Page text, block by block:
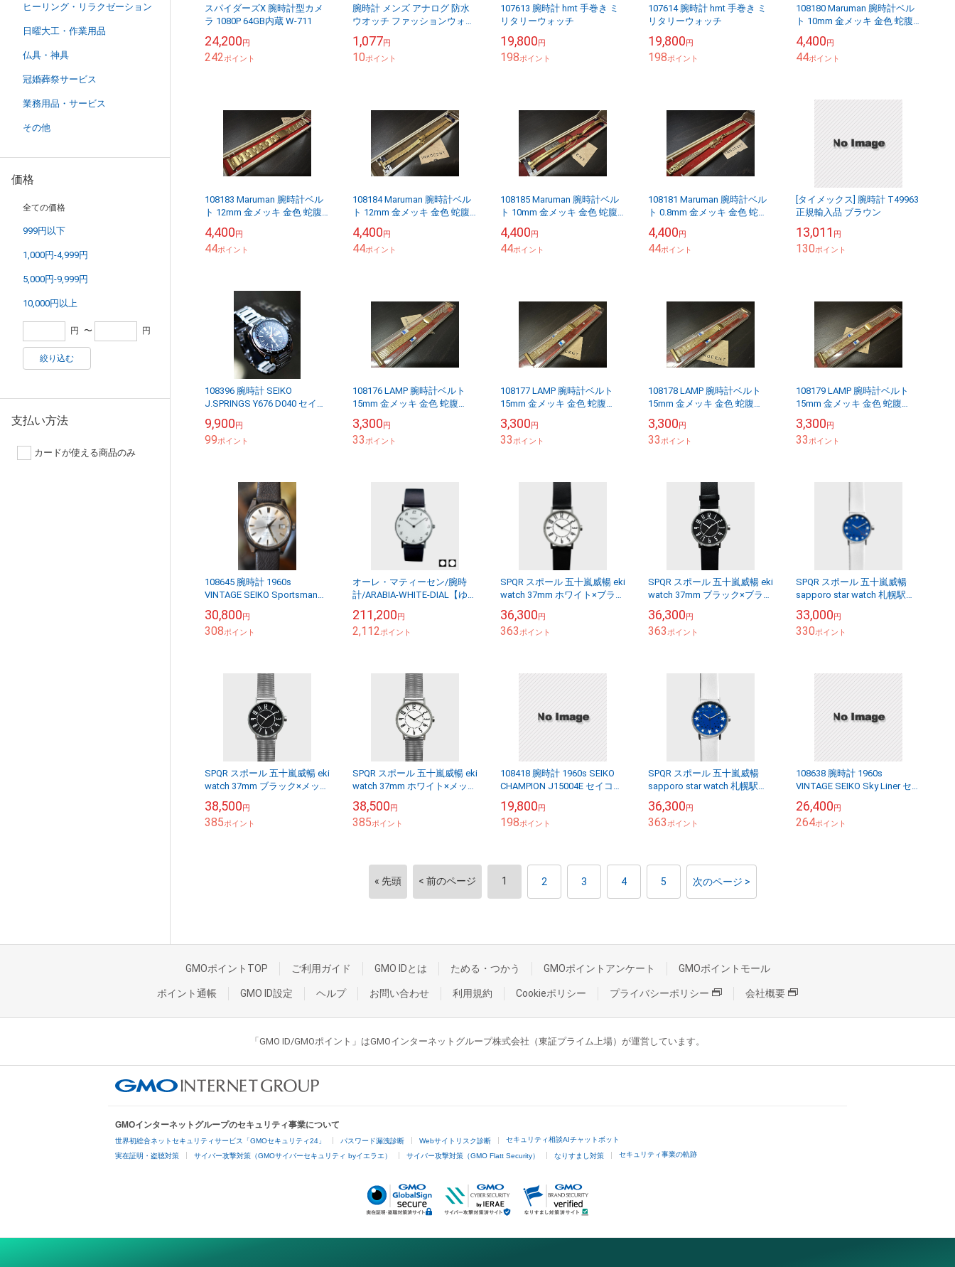
ヒーリング・リラクゼーション
日曜大工・作業用品
仏具・神具
冠婚葬祭サービス
業務用品・サービス
その他
価格
全ての価格
999円以下
1,000円-4,999円
5,000円-9,999円
10,000円以上
円 〜 円
絞り込む
支払い方法
カードが使える商品のみ
スパイダーズX 腕時計型カメ
ラ 1080P 64GB内蔵 W-711
24,200円
242ポイント
腕時計 メンズ アナログ 防水
ウオッチ ファッションウォッ
ルト 文字盤 バンドファッショ
ン ...
1,077円
10ポイント
107613 腕時計 hmt 手巻き ミ
リタリーウォッチ
19,800円
198ポイント
107614 腕時計 hmt 手巻き ミ
リタリーウォッチ
19,800円
198ポイント
108180 Maruman 腕時計ベル
ト 10mm 金メッキ 金色 蛇腹
4,400円
44ポイント
108183 Maruman 腕時計ベル
ト 12mm 金メッキ 金色 蛇腹
4,400円
44ポイント
108184 Maruman 腕時計ベル
ト 12mm 金メッキ 金色 蛇腹
4,400円
44ポイント
108185 Maruman 腕時計ベル
ト 10mm 金メッキ 金色 蛇腹
4,400円
44ポイント
108181 Maruman 腕時計ベル
ト 0.8mm 金メッキ 金色 蛇腹
4,400円
44ポイント
[タイメックス] 腕時計 T49963
正規輸入品 ブラウン
13,011 円
130ポイント
108396 腕時計 SEIKO
J.SPRINGS Y676 D040 セイコ
リーカレンダー 自動巻...
9,900円
99ポイント
108176 LAMP 腕時計ベルト
15mm 金メッキ 金色 蛇腹
3,300円
33ポイント
108177 LAMP 腕時計ベルト
15mm 金メッキ 金色 蛇腹
3,300円
33ポイント
108178 LAMP 腕時計ベルト
15mm 金メッキ 金色 蛇腹
3,300円
33ポイント
108179 LAMP 腕時計ベルト
15mm 金メッキ 金色 蛇腹
3,300円
33ポイント
108645 腕時計 1960s
VINTAGE SEIKO Sportsman
ジ 17石...
30,800円
308ポイント
オーレ・マティーセン/腕時
計/ARABIA-WHITE-DIAL【ゆう
211,200円
2,112ポイント
SPQR スポール 五十嵐威暢 eki
watch 37mm ホワイト×ブラッ
ィース ペアウォッ...
36,300円
363ポイント
SPQR スポール 五十嵐威暢 eki
watch 37mm ブラック×ブラッ
ィース ペアウォッ...
36,300円
363ポイント
SPQR スポール 五十嵐威暢
sapporo star watch 札幌駅星
時計 メンズ レ...
33,000円
330ポイント
SPQR スポール 五十嵐威暢 eki
watch 37mm ブラック×メッシ
ィース ペアウォッ...
38,500円
385ポイント
SPQR スポール 五十嵐威暢 eki
watch 37mm ホワイト×メッシ
ィース ペアウォッ...
38,500円
385ポイント
108418 腕時計 1960s SEIKO
CHAMPION J15004E セイコー
ヴィンテ...
19,800円
198ポイント
SPQR スポール 五十嵐威暢
sapporo star watch 札幌駅星
時計 メンズ レ...
36,300円
363ポイント
108638 腕時計 1960s
VINTAGE SEIKO Sky Liner セイ
き
26,400円
264ポイント
« 先頭 < 前のページ 1 2 3 4 5 次のページ >
GMOポイントTOP ご利用ガイド GMO IDとは ためる・つかう GMOポイントアンケート GMOポイントモール
ポイント通帳 GMO ID設定 ヘルプ お問い合わせ 利用規約 Cookieポリシー プライバシーポリシー 会社概要
「GMO ID/GMOポイント」はGMOインターネットグループ株式会社（東証プライム上場）が運営しています。
GMOインターネットグループのセキュリティ事業について
世界初総合ネットセキュリティサービス「GMOセキュリティ24」 パスワード漏洩診断 Webサイトリスク診断 セキュリティ相談AIチャットボット
実在証明・盗聴対策 サイバー攻撃対策（GMOサイバーセキュリティ byイエラエ） サイバー攻撃対策（GMO Flatt Security） なりすまし対策 セキュリティ事業の軌跡